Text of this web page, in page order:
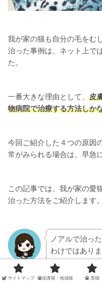
我が家の猫も自分の毛をむ
治った事例は、ネット上で
た。
一番大きな理由として、 皮
物病院で治療する方法しか
今回ご紹介した４つの原因
常がみられる場合は、早急
この記事では、我が家の愛
治った方法をご紹介します。
飼い主
ノアルで治っ
わけではありま
あくまでも、
て、参考にな
サイトマップ 保護猫・地域猫 黒猫